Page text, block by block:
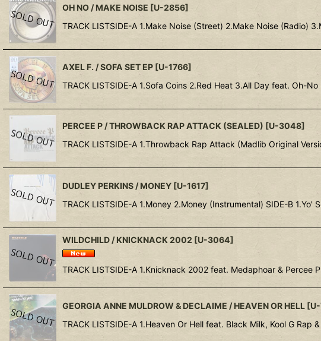
OH NO / MAKE NOISE [U-2856]
TRACK LISTSIDE-A 1.Make Noise (Street) 2.Make Noise (Radio)
AXEL F. / SOFA SET EP [U-1766]
TRACK LISTSIDE-A 1.Sofa Coins 2.Red Heat 3.All Day feat. Oh-
PERCEE P / THROWBACK RAP ATTACK (SEALED) [U-3048]
TRACK LISTSIDE-A 1.Throwback Rap Attack (Madlib Original
DUDLEY PERKINS / MONEY [U-1617]
TRACK LISTSIDE-A 1.Money 2.Money (Instrumental) SIDE-B 1.Yo'
WILDCHILD / KNICKNACK 2002 [U-3064]
TRACK LISTSIDE-A 1.Knicknack 2002 feat. Medaphoar & Percee
GEORGIA ANNE MULDROW & DECLAIME / HEAVEN OR HELL [
TRACK LISTSIDE-A 1.Heaven Or Hell feat. Black Milk, Kool G Rap